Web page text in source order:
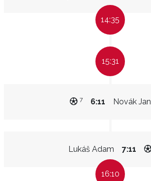
14:35
15:31
Novák Jan
6:11
7
Lukáš Adam 7:11
16:10